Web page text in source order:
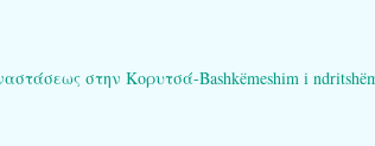
στην Κορυτσά-Bashkëmeshim i